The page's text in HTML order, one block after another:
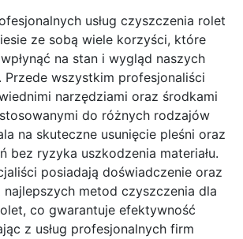
usług czyszczenia rolet
ze sobą wiele korzyści, które
na stan i wygląd naszych
Przede wszystkim profesjonaliści
narzędziami oraz środkami
do różnych rodzajów
na skuteczne usunięcie pleśni oraz
bez ryzyka uszkodzenia materiału.
posiadają doświadczenie oraz
metod czyszczenia dla
co gwarantuje efektywność
z usług profesjonalnych firm